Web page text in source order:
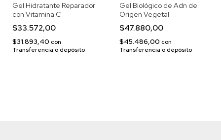
Gel Hidratante Reparador
con Vitamina C
$33.572,00
$31.893,40 con
Transferencia o depósito
Gel Biológico de Adn de
Origen Vegetal
$47.880,00
$45.486,00 con
Transferencia o depósito